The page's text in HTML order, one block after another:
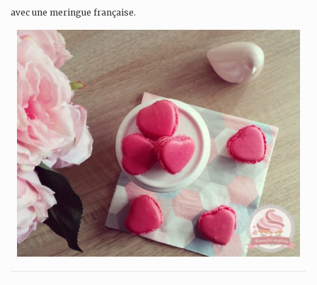
avec une meringue française.